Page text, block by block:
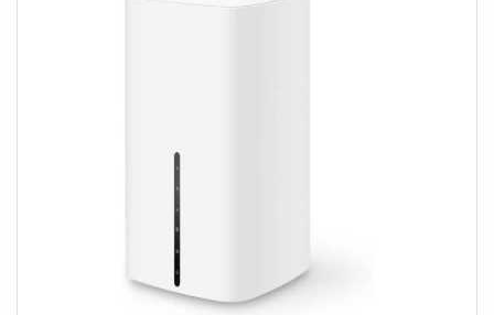
bronzée chaque fois que vous le souhaitez. Le produit :
pour définir votre visage et en accentuez le contour.